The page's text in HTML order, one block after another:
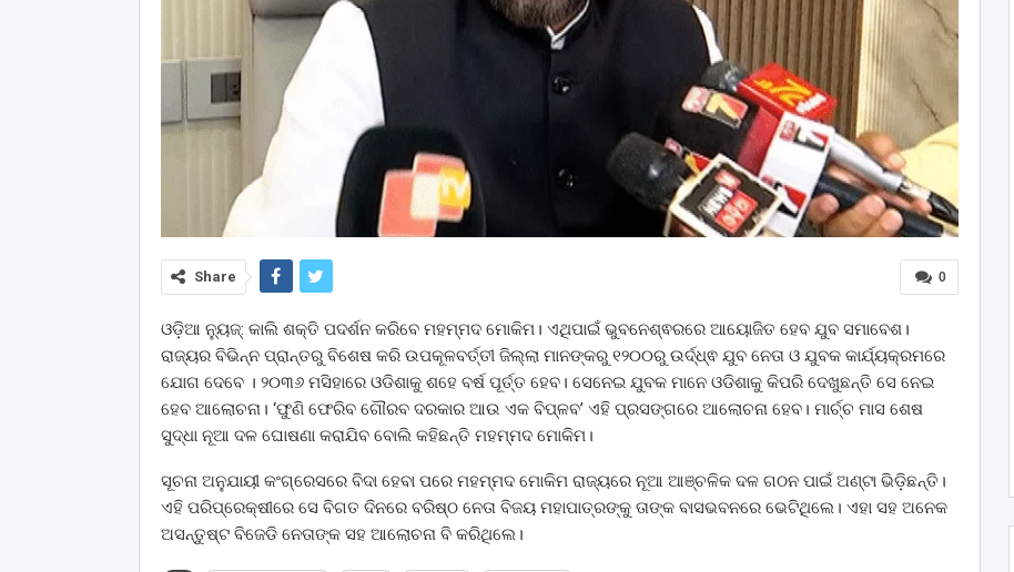
0
Share
ଓଡ଼ିଆ ନ୍ୟୁଜ୍: କାଲି ଶକ୍ତି ପଦର୍ଶନ କରିବେ ମହମ୍ମଦ ମୋକିମ। ଏଥିପାଇଁ ଭୁବନେଶ୍ଵରରେ ଆୟୋଜିତ ହେବ ଯୁବ ସମାବେଶ।
ରାଜ୍ୟର ବିଭିନ୍ନ ପ୍ରାନ୍ତରୁ ବିଶେଷ କରି ଉପକୂଳବର୍ତ୍ତୀ ଜିଲ୍ଲା ମାନଙ୍କରୁ ୧୨୦୦ରୁ ଉର୍ଦ୍ଧ୍ଵ ଯୁବ ନେତା ଓ ଯୁବକ କାର୍ଯ୍ୟକ୍ରମରେ
ଯୋଗ ଦେବେ । ୨୦୩୬ ମସିହାରେ ଓଡିଶାକୁ ଶହେ ବର୍ଷ ପୂର୍ତ୍ତ ହେବ। ସେନେଇ ଯୁବକ ମାନେ ଓଡିଶାକୁ କିପରି ଦେଖୁଛନ୍ତି ସେ ନେଇ
ହେବ ଆଲୋଚନା। ‘ଫୁଣି ଫେରିବ ଗୌରବ ଦରକାର ଆଉ ଏକ ବିପ୍ଳବ’ ଏହି ପ୍ରସଙ୍ଗରେ ଆଲୋଚନା ହେବ। ମାର୍ଚ୍ଚ ମାସ ଶେଷ
ସୁଦ୍ଧା ନୂଆ ଦଳ ଘୋଷଣା କରାଯିବ ବୋଲି କହିଛନ୍ତି ମହମ୍ମଦ ମୋକିମ।
ସୂଚନା ଅନୁଯାୟୀ କଂଗ୍ରେସରେ ବିଦା ହେବା ପରେ ମହମ୍ମଦ ମୋକିମ ରାଜ୍ୟରେ ନୂଆ ଆଞ୍ଚଳିକ ଦଳ ଗଠନ ପାଇଁ ଅଣ୍ଟା ଭିଡ଼ିଛନ୍ତି।
ଏହି ପରିପ୍ରେକ୍ଷୀରେ ସେ ବିଗତ ଦିନରେ ବରିଷ୍ଠ ନେତା ବିଜୟ ମହାପାତ୍ରଙ୍କୁ ତାଙ୍କ ବାସଭବନରେ ଭେଟିଥିଲେ। ଏହା ସହ ଅନେକ
ଅସନ୍ତୁଷ୍ଟ ବିଜେଡି ନେତାଙ୍କ ସହ ଆଲୋଚନା ବି କରିଥିଲେ।